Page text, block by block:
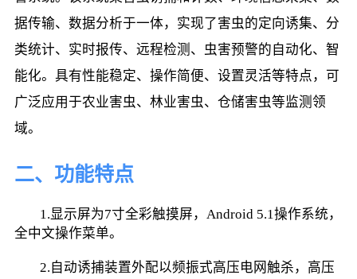
据传输、数据分析于一体，实现了害虫的定向诱集、分
类统计、实时报传、远程检测、虫害预警的自动化、智
能化。具有性能稳定、操作简便、设置灵活等特点，可
广泛应用于农业害虫、林业害虫、仓储害虫等监测领
域。
二、功能特点
全中文操作菜单。